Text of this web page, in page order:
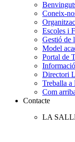
Coneix-
Escoles i
Gestió de
Model
Portal de
Directori
Treballa a
Com
Contacte
LA